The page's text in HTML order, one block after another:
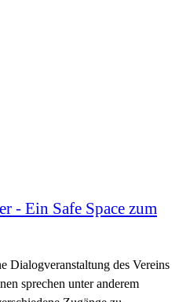
- Ein Safe Space zum
Dialogveranstaltung des Vereins
sprechen unter anderem